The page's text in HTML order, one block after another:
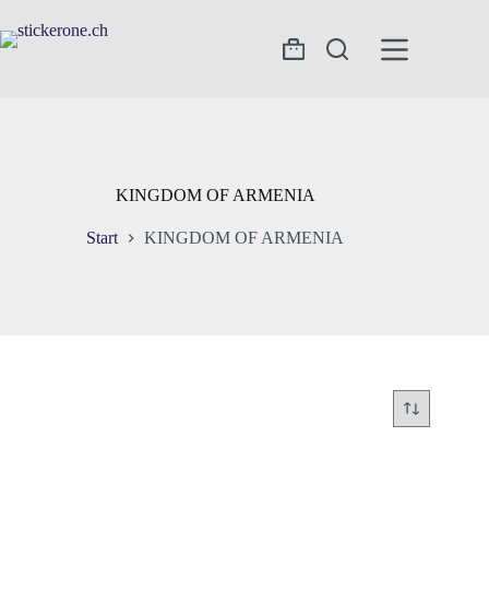
Inhalt
springen
Warenkorb
KINGDOM OF ARMENIA
Start KINGDOM OF ARMENIA